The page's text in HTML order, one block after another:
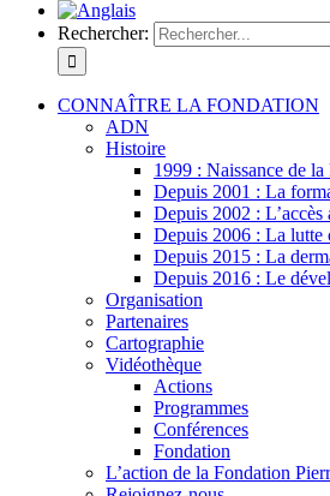
Rechercher:
CONNAÎTRE LA FONDATION
ADN
Histoire
1999 : Naissance de
Depuis 2001 : La
Depuis 2002 :
Depuis 2006 : La lutte
Depuis 2015 : La
Depuis 2016 : Le
Organisation
Partenaires
Cartographie
Vidéothèque
Actions
Programmes
Conférences
Fondation
L’action de la Fondation